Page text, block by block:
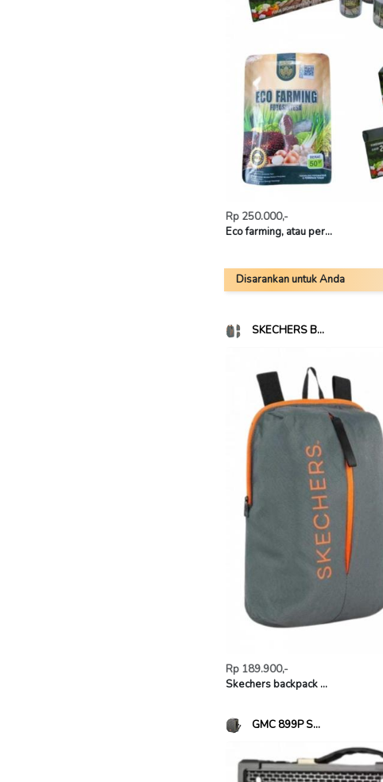
Rp 250.000,-
Eco farming, atau per...
Disarankan untuk Anda
SKECHERS B...
Rp 189.900,-
Skechers backpack ...
GMC 899P S...